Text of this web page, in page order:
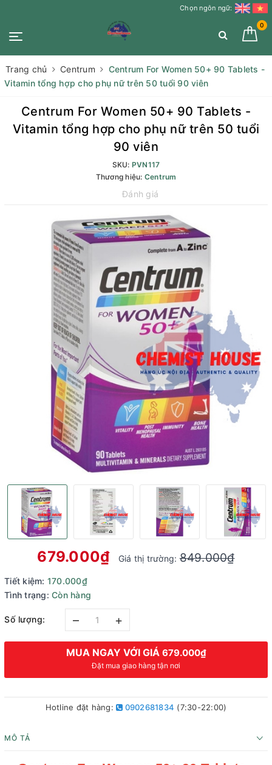
Chọn ngôn ngữ:
0
Trang chủ Centrum
Centrum For Women 50+ 90 Tablets -
Vitamin tổng hợp cho phụ nữ trên 50 tuổi 90 viên
Centrum For Women 50+ 90 Tablets -
Vitamin tổng hợp cho phụ nữ trên 50 tuổi
90 viên
SKU: PVN117
Thương hiệu: Centrum
Đánh giá
679.000₫ Giá thị trường:849.000₫
Tiết kiệm: 170.000₫
Tình trạng: Còn hàng
Số lượng: – +
MUA NGAY VỚI GIÁ 679.000₫
Đặt mua giao hàng tận nơi
Hotline đặt hàng: 0902681834 (7:30-22:00)
MÔ TẢ